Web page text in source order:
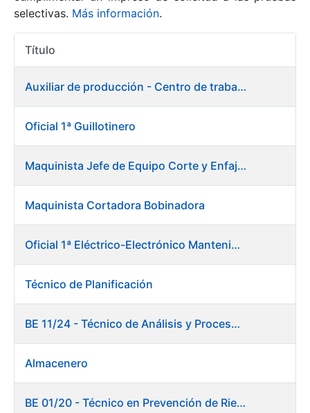
Mostrar/Ocultar
Mostrar/Ocultar
selectivas. Más información.
Título
Auxiliar de producción - Centro de trabajo de Burgos
Oficial 1ª Guillotinero
Maquinista Jefe de Equipo Corte y Enfajado
Maquinista Cortadora Bobinadora
Oficial 1ª Eléctrico-Electrónico Mantenimiento Destacado
Técnico de Planificación
BE 11/24 - Técnico de Análisis y Procesos de Laboratorio
Almacenero
BE 01/20 - Técnico en Prevención de Riesgos Laborales